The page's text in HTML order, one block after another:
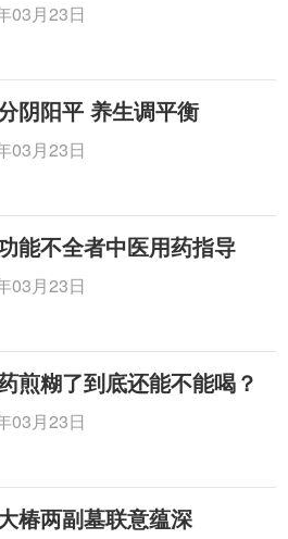
03月23日
阴阳平 养生调平衡
03月23日
能不全者中医用药指导
03月23日
煎糊了到底还能不能喝？
03月23日
椿两副墓联意蕴深